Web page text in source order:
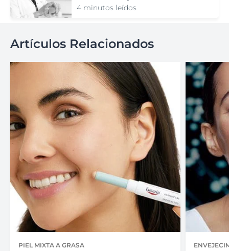
4 minutos leídos
Artículos Relacionados
PIEL MIXTA A GRASA